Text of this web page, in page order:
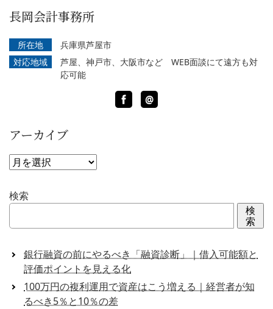
長岡会計事務所
所在地
兵庫県芦屋市
対応地域
芦屋、神戸市、大阪市など WEB面談にて遠方も対
応可能
Facebook
LINE
@
アーカイブ
ア
カ
イ
検索
検
索
銀行融資の前にやるべき「融資診断」｜借入可能額と
評価ポイントを見える化
100万円の複利運用で資産はこう増える｜経営者が知
るべき5％と10％の差